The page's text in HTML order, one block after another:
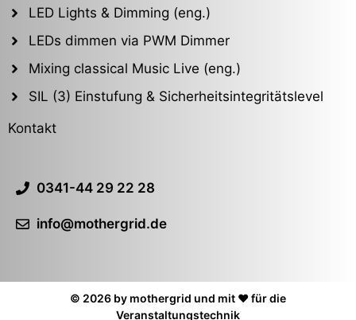
LED Lights & Dimming (eng.)
LEDs dimmen via PWM Dimmer
Mixing classical Music Live (eng.)
SIL (3) Einstufung & Sicherheitsintegritätslevel
Kontakt
0341-44 29 22 28
info@mothergrid.de
© 2026 by mothergrid und mit ❤️ für die
Veranstaltungstechnik